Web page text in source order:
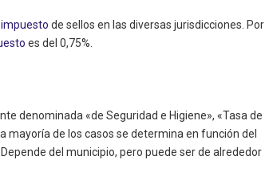
impuesto de sellos en las diversas jurisdicciones. Por
es del 0,75%.
denominada «de Seguridad e Higiene», «Tasa de
mayoría de los casos se determina en función del
del municipio, pero puede ser de alrededor